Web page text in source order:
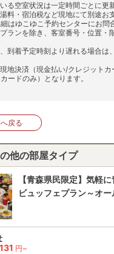
る空室状況は一定時間ごとに更
料・宿泊税など現地にて別途お
はゆこゆこ予約センターにお問
ランを除き、客室番号・位置・
到着予定時刻より遅れる場合は
地決済（現金払い/クレジットカ
ードのみ）となります。
戻る
他の部屋タイプ
【青森県民限定】気軽
ビュッフェプラン～オ
円~